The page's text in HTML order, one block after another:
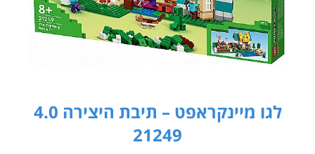
לגו מיינקראפט – תיבת היצירה 4.0
21249